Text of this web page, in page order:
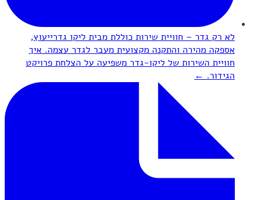
לא רק גדר – חוויית שירות כוללת מבית ליקו גדרייעוץ,
אספקה מהירה והתקנה מקצועית מעבר לגדר עצמה. איך
חוויית השירות של ליקו-גדר משפיעה על הצלחת פרויקט
הגידור.←